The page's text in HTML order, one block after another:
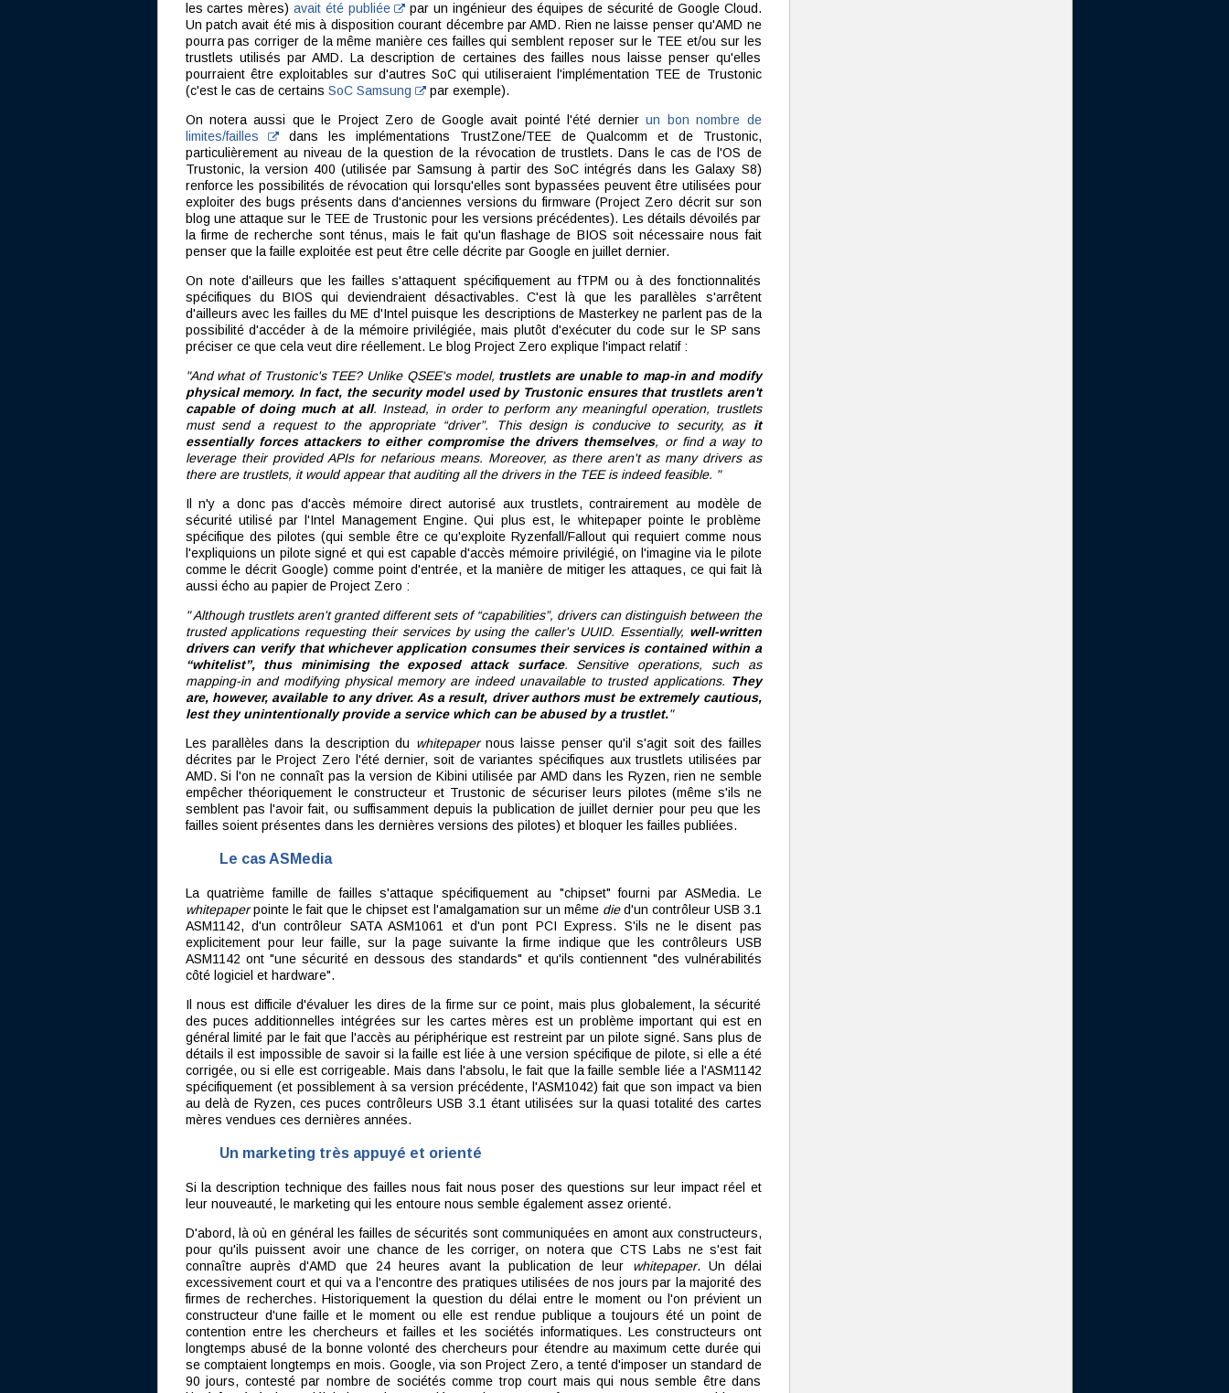
les cartes mères) avait été publiée
par un ingénieur des équipes de sécurité de Google Cloud.
Un patch avait été mis à disposition courant décembre par AMD. Rien ne laisse penser qu'AMD ne
pourra pas corriger de la même manière ces failles qui semblent reposer sur le TEE et/ou sur les
trustlets utilisés par AMD. La description de certaines des failles nous laisse penser qu'elles
pourraient être exploitables sur d'autres SoC qui utiliseraient l'implémentation TEE de Trustonic
(c'est le cas de certains SoC Samsung
par exemple).
On notera aussi que le Project Zero de Google avait pointé l'été dernierun bon nombre de
limites/failles
dans les implémentations TrustZone/TEE de Qualcomm et de Trustonic,
particulièrement au niveau de la question de la révocation de trustlets. Dans le cas de l'OS de
Trustonic, la version 400 (utilisée par Samsung à partir des SoC intégrés dans les Galaxy S8)
renforce les possibilités de révocation qui lorsqu'elles sont bypassées peuvent être utilisées pour
exploiter des bugs présents dans d'anciennes versions du firmware (Project Zero décrit sur son
blog une attaque sur le TEE de Trustonic pour les versions précédentes). Les détails dévoilés par
la firme de recherche sont ténus, mais le fait qu'un flashage de BIOS soit nécessaire nous fait
penser que la faille exploitée est peut être celle décrite par Google en juillet dernier.
On note d'ailleurs que les failles s'attaquent spécifiquement au fTPM ou à des fonctionnalités
spécifiques du BIOS qui deviendraient désactivables. C'est là que les parallèles s'arrêtent
d'ailleurs avec les failles du ME d'Intel puisque les descriptions de Masterkey ne parlent pas de la
possibilité d'accéder à de la mémoire privilégiée, mais plutôt d'exécuter du code sur le SP sans
préciser ce que cela veut dire réellement. Le blog Project Zero explique l'impact relatif :
"And what of Trustonic's TEE? Unlike QSEE's model, trustlets are unable to map-in and modify
physical memory. In fact, the security model used by Trustonic ensures that trustlets aren't
capable of doing much at all. Instead, in order to perform any meaningful operation, trustlets
must send a request to the appropriate “driver”. This design is conducive to security, as it
essentially forces attackers to either compromise the drivers themselves, or find a way to
leverage their provided APIs for nefarious means. Moreover, as there aren't as many drivers as
there are trustlets, it would appear that auditing all the drivers in the TEE is indeed feasible. "
Il n'y a donc pas d'accès mémoire direct autorisé aux trustlets, contrairement au modèle de
sécurité utilisé par l'Intel Management Engine. Qui plus est, le whitepaper pointe le problème
spécifique des pilotes (qui semble être ce qu'exploite Ryzenfall/Fallout qui requiert comme nous
l'expliquions un pilote signé et qui est capable d'accès mémoire privilégié, on l'imagine via le pilote
comme le décrit Google) comme point d'entrée, et la manière de mitiger les attaques, ce qui fait là
aussi écho au papier de Project Zero :
" Although trustlets aren't granted different sets of “capabilities”, drivers can distinguish between the
trusted applications requesting their services by using the caller's UUID. Essentially, well-written
drivers can verify that whichever application consumes their services is contained within a
“whitelist”, thus minimising the exposed attack surface. Sensitive operations, such as
mapping-in and modifying physical memory are indeed unavailable to trusted applications. They
are, however, available to any driver. As a result, driver authors must be extremely cautious,
lest they unintentionally provide a service which can be abused by a trustlet."
Les parallèles dans la description du whitepapernous laisse penser qu'il s'agit soit des failles
décrites par le Project Zero l'été dernier, soit de variantes spécifiques aux trustlets utilisées par
AMD. Si l'on ne connaît pas la version de Kibini utilisée par AMD dans les Ryzen, rien ne semble
empêcher théoriquement le constructeur et Trustonic de sécuriser leurs pilotes (même s'ils ne
semblent pas l'avoir fait, ou suffisamment depuis la publication de juillet dernier pour peu que les
failles soient présentes dans les dernières versions des pilotes) et bloquer les failles publiées.
Le cas ASMedia
La quatrième famille de failles s'attaque spécifiquement au "chipset" fourni par ASMedia. Le
whitepaperpointe le fait que le chipset est l'amalgamation sur un même died'un contrôleur USB 3.1
ASM1142, d'un contrôleur SATA ASM1061 et d'un pont PCI Express. S'ils ne le disent pas
explicitement pour leur faille, sur la page suivante la firme indique que les contrôleurs USB
ASM1142 ont "une sécurité en dessous des standards" et qu'ils contiennent "des vulnérabilités
côté logiciel et hardware".
Il nous est difficile d'évaluer les dires de la firme sur ce point, mais plus globalement, la sécurité
des puces additionnelles intégrées sur les cartes mères est un problème important qui est en
général limité par le fait que l'accès au périphérique est restreint par un pilote signé. Sans plus de
détails il est impossible de savoir si la faille est liée à une version spécifique de pilote, si elle a été
corrigée, ou si elle est corrigeable. Mais dans l'absolu, le fait que la faille semble liée a l'ASM1142
spécifiquement (et possiblement à sa version précédente, l'ASM1042) fait que son impact va bien
au delà de Ryzen, ces puces contrôleurs USB 3.1 étant utilisées sur la quasi totalité des cartes
mères vendues ces dernières années.
Un marketing très appuyé et orienté
Si la description technique des failles nous fait nous poser des questions sur leur impact réel et
leur nouveauté, le marketing qui les entoure nous semble également assez orienté.
D'abord, là où en général les failles de sécurités sont communiquées en amont aux constructeurs,
pour qu'ils puissent avoir une chance de les corriger, on notera que CTS Labs ne s'est fait
connaître auprès d'AMD que 24 heures avant la publication de leur whitepaper. Un délai
excessivement court et qui va a l'encontre des pratiques utilisées de nos jours par la majorité des
firmes de recherches. Historiquement la question du délai entre le moment ou l'on prévient un
constructeur d'une faille et le moment ou elle est rendue publique a toujours été un point de
contention entre les chercheurs et failles et les sociétés informatiques. Les constructeurs ont
longtemps abusé de la bonne volonté des chercheurs pour étendre au maximum cette durée qui
se comptaient longtemps en mois. Google, via son Project Zero, a tenté d'imposer un standard de
90 jours, contesté par nombre de sociétés comme trop court mais qui nous semble être dans